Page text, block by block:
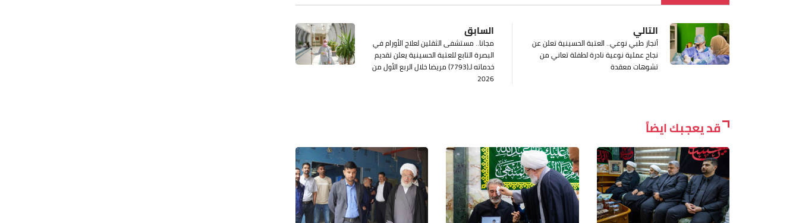
السابق
مجانا.. مستشفى الثقلين لعلاج الأورام في
البصرة التابع للعتبة الحسينية يعلن تقديم
خدماته لـ(7793) مريضا خلال الربع الأول من
2026
التالي
أنجاز طبي نوعي.. العتبة الحسينية تعلن عن
نجاح عملية نوعية نادرة لطفلة تعاني من
تشوهات معقدة
قد يعجبك ايضاً